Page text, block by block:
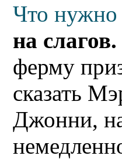
Что нужно
на слагов.
ферму
сказать
Джонни,